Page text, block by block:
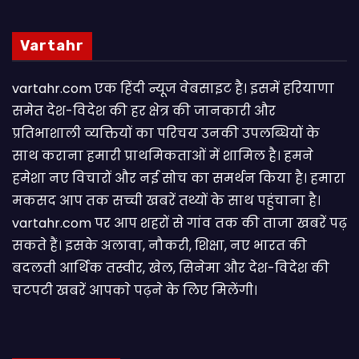
Vartahr
vartahr.com एक हिंदी न्यूज वेबसाइट है। इसमें हरियाणा
समेत देश-विदेश की हर क्षेत्र की जानकारी और
प्रतिभाशाली व्यक्तियों का परिचय उनकी उपलब्धियों के
साथ कराना हमारी प्राथमिकताओं में शामिल है। हमने
हमेशा नए विचारों और नई सोच का समर्थन किया है। हमारा
मकसद आप तक सच्ची खबरें तथ्यों के साथ पहुंचाना है।
vartahr.com पर आप शहरों से गांव तक की ताजा खबरें पढ़
सकते हैं। इसके अलावा, नौकरी, शिक्षा, नए भारत की
बदलती आर्थिक तस्वीर, खेल, सिनेमा और देश-विदेश की
चटपटी खबरें आपकाे पढ़ने के लिए मिलेंगी।